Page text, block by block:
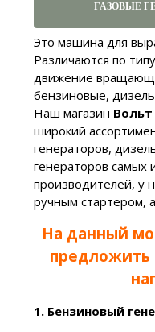
ГАЗОВЫЕ
Это машина для
Различаются по
движение
бензиновые,
Наш магазин
широкий
генераторов,
генераторов самых
производителей, у
ручным стартером,
На данный
предложить
1. Бензиновый